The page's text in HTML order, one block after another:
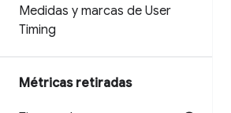
Medidas y marcas de User
Timing
Métricas retiradas